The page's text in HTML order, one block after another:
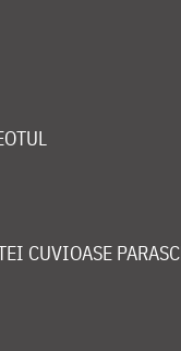
CUVIOASE